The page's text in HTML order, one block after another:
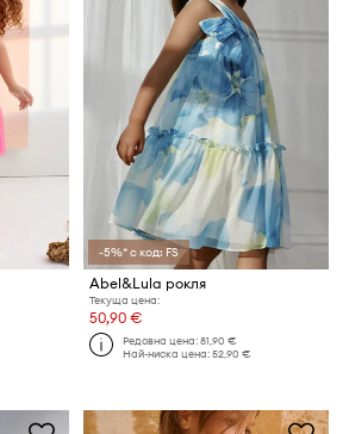
-5%* с код: FS
Abel&Lula рокля
Текуща цена:
50,90 €
Редовна цена:81,90 €
Най-ниска цена:52,90 €